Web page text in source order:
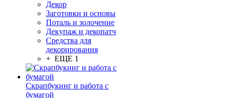
Декор
Заготовки и основы
Поталь и золочение
Декупаж и декопатч
Средства для
декорирования
+ ЕЩЕ 1
Скрапбукинг и работа с
бумагой